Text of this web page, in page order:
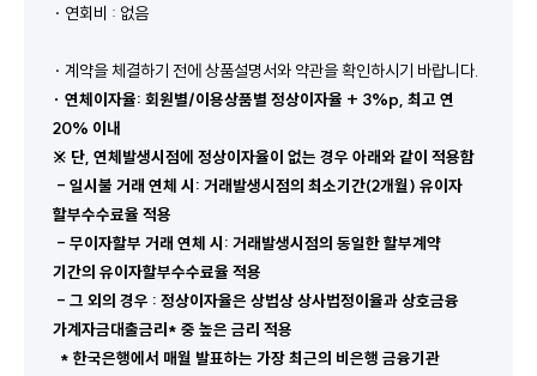
· 연회비 : 없음
· 계약을 체결하기 전에 상품설명서와 약관을 확인하시기 바랍니다.
∙ 연체이자율: 회원별/이용상품별 정상이자율 + 3%p, 최고 연
20% 이내
※ 단 연체발생시점에 정상이자율이 없는 경우 아래와 같이 적용함
- 일시불 거래 연체 시 : 거래발생시점의 최소기간(2개월) 유이자
할부수수료율 적용
- 무이자할부 거래 연체 시 : 거래발생시점의 동일한 할부계약
기간의 유이자할부수수료율 적용
- 그 외의 경우 : 정상이자율은 상법상 상사법정이율과 상호금융
가계자금대출금리 * 중 높은 금리 적용
* 한국은행에서 매월 발표하는 가장 최근의 비은행 금융기관